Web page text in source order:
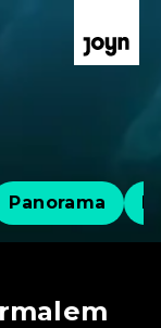
Panorama